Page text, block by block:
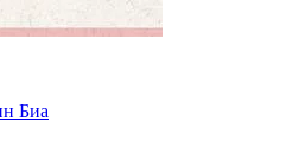
Биа